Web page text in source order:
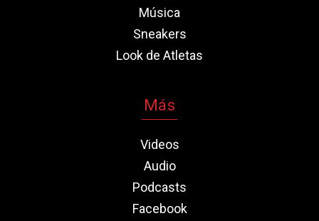
Música
Sneakers
Look de Atletas
Más
Videos
Audio
Podcasts
Facebook